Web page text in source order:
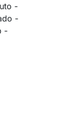
-
-
-